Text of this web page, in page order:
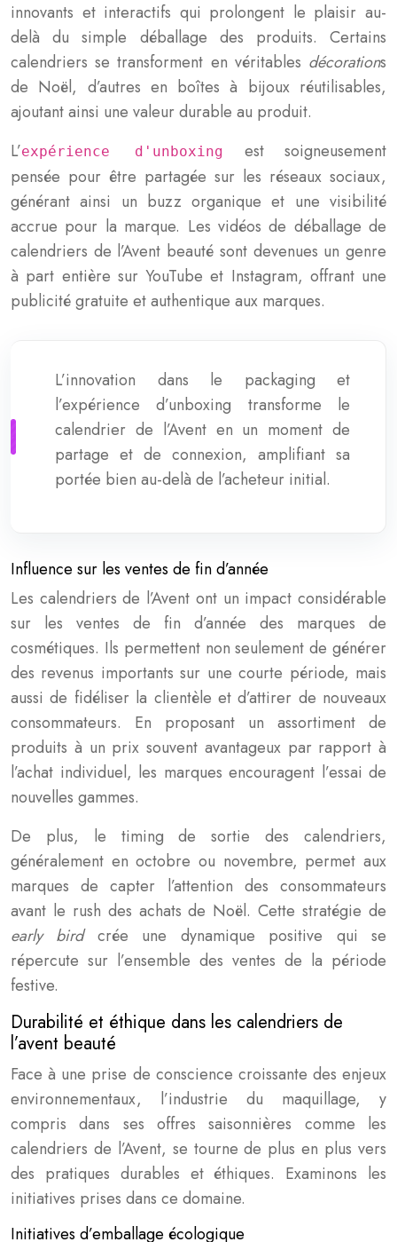
innovants et interactifs qui prolongent le plaisir au-
delà du simple déballage des produits. Certains
calendriers se transforment en véritables décorations
de Noël, d’autres en boîtes à bijoux réutilisables,
ajoutant ainsi une valeur durable au produit.
L’expérience d'unboxing
est soigneusement
pensée pour être partagée sur les réseaux sociaux,
générant ainsi un buzz organique et une visibilité
accrue pour la marque. Les vidéos de déballage de
calendriers de l’Avent beauté sont devenues un genre
à part entière sur YouTube et Instagram, offrant une
publicité gratuite et authentique aux marques.
L’innovation dans le packaging et
l’expérience d’unboxing transforme le
calendrier de l’Avent en un moment de
partage et de connexion, amplifiant sa
portée bien au-delà de l’acheteur initial.
Influence sur les ventes de fin d’année
Les calendriers de l’Avent ont un impact considérable
sur les ventes de fin d’année des marques de
cosmétiques. Ils permettent non seulement de générer
des revenus importants sur une courte période, mais
aussi de fidéliser la clientèle et d’attirer de nouveaux
consommateurs. En proposant un assortiment de
produits à un prix souvent avantageux par rapport à
l’achat individuel, les marques encouragent l’essai de
nouvelles gammes.
De plus, le timing de sortie des calendriers,
généralement en octobre ou novembre, permet aux
marques de capter l’attention des consommateurs
avant le rush des achats de Noël. Cette stratégie de
early birdcrée une dynamique positive qui se
répercute sur l’ensemble des ventes de la période
festive.
Durabilité et éthique dans les calendriers de
l’avent beauté
Face à une prise de conscience croissante des enjeux
environnementaux, l’industrie du maquillage, y
compris dans ses offres saisonnières comme les
calendriers de l’Avent, se tourne de plus en plus vers
des pratiques durables et éthiques. Examinons les
initiatives prises dans ce domaine.
Initiatives d’emballage écologique